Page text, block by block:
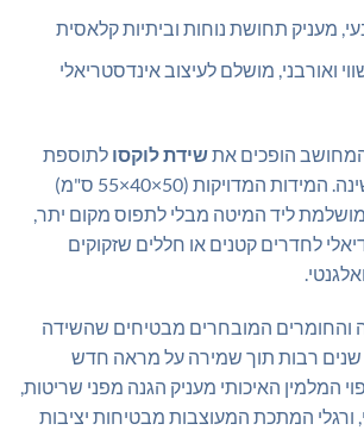
מעניק תחושת נוחות וביתיות קלאסית
ואורבני, מושלם לעיצוב אינדסטריאלי
הופכים אתשידת לוקסו לתוספת
מושלמת לכל חדר שינה. המידות המדויקות (50×40×55 ס"מ)
ליד המיטה מבלי לתפוס מקום יתר,
לחדרים קטנים או חללים שזקוקים
והחומרים המובחרים מבטיחים שהשידה
שנים רבות תוך שמירה על מראה חדש
המלמין האיכותי מעניק הגנה מפני שריטות,
ורגלי המתכת המעוצבות מבטיחות יציבות